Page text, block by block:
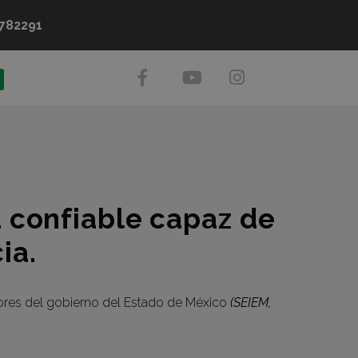
capaz de
del gobierno del Estado de México (SEIEM,